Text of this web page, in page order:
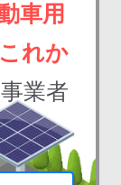
車用
これか
業者